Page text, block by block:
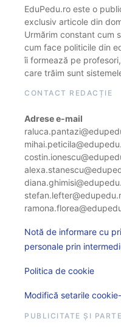
EduPedu.ro este o
exclusiv articole din
Urmărim constant cum
cum face politicile din
îi formează pe
care trăim sunt
CONTACT REDACȚIE
Adrese e-mail
Notă de informare cu
personale prin
Politica de cookie
Modifică setarile
PUBLICITATE ȘI